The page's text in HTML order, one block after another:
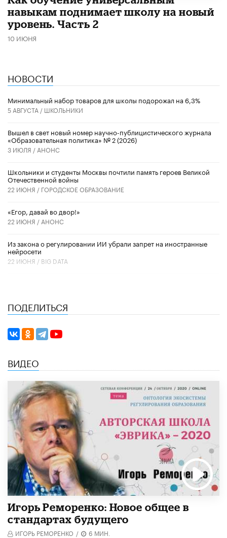
навыкам поднимает школу на новый
уровень. Часть 2
10 ИЮНЯ
НОВОСТИ
Минимальный набор товаров для школы подорожал на 6,3%
5 АВГУСТА / ШКОЛЬНИКИ
Вышел в свет новый номер научно-публицистического журнала
«Образовательная политика» № 2 (2026)
3 ИЮЛЯ / АНОНС
Школьники и студенты Москвы почтили память героев Великой
Отечественной войны
22 ИЮНЯ / ГОРОДСКОЕ ОБРАЗОВАНИЕ
«Егор, давай во двор!»
22 ИЮНЯ / АНОНС
Из закона о регулировании ИИ убрали запрет на иностранные
нейросети
22 ИЮНЯ / BIG DATA
ПОДЕЛИТЬСЯ
ВИДЕО
Игорь Реморенко: Новое общее в
стандартах будущего
ИГОРЬ РЕМОРЕНКО / 6 МИН.